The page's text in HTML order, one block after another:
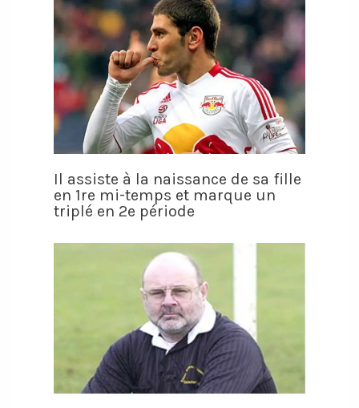
Il assiste à la naissance de sa fille
en 1re mi-temps et marque un
triplé en 2e période